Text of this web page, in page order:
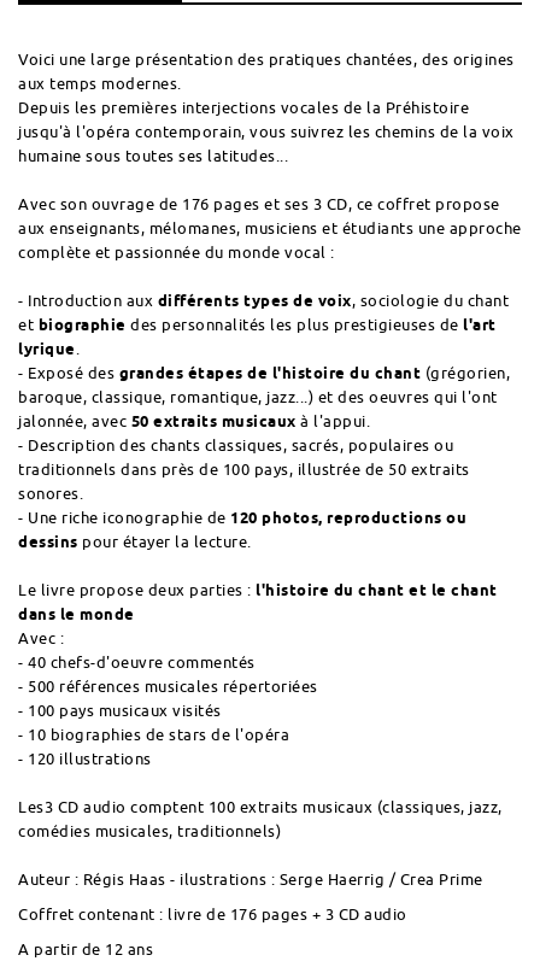
Voici une large présentation des pratiques chantées, des origines
aux temps modernes.
Depuis les premières interjections vocales de la Préhistoire
jusqu'à l'opéra contemporain, vous suivrez les chemins de la voix
humaine sous toutes ses latitudes...
Avec son ouvrage de 176 pages et ses 3 CD, ce coffret propose
aux enseignants, mélomanes, musiciens et étudiants une approche
complète et passionnée du monde vocal :
- Introduction aux différents types de voix, sociologie du chant
et biographie des personnalités les plus prestigieuses de l'art
lyrique
- Exposé des grandes étapes de l'histoire du chant (grégorien,
baroque, classique, romantique, jazz...) et des oeuvres qui l'ont
jalonnée, avec 50 extraits musicaux à l'appui.
- Description des chants classiques, sacrés, populaires ou
traditionnels dans près de 100 pays, illustrée de 50 extraits
sonores.
- Une riche iconographie de 120 photos, reproductions ou
dessins pour étayer la lecture.
Le livre propose deux parties : l'histoire du chant et le chant
dans le monde
Avec :
- 40 chefs-d'oeuvre commentés
- 500 références musicales répertoriées
- 100 pays musicaux visités
- 10 biographies de stars de l'opéra
- 120 illustrations
Les3 CD audio comptent 100 extraits musicaux (classiques, jazz,
comédies musicales, traditionnels)
Auteur : Régis Haas - ilustrations : Serge Haerrig / Crea Prime
Coffret contenant : livre de 176 pages + 3 CD audio
A partir de 12 ans